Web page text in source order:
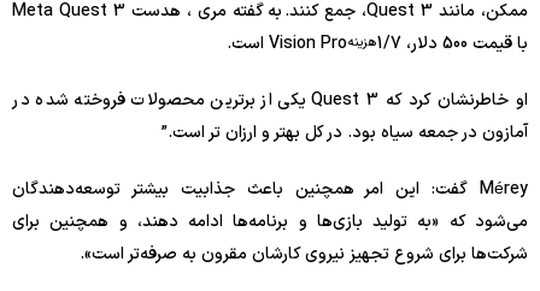
ممکن، مانند Quest 3، جمع کنند. به گفته مری ، هدست Meta Quest 3
با قیمت 500 دلار، 1/7
هزینه
او خاطرنشان کرد که Quest 3 یکی از برترین محصولات فروخته شده در
آمازون در جمعه سیاه بود. در کل بهتر و ارزان تر است.”
Mérey گفت: این امر همچنین باعث جذابیت بیشتر توسعه‌دهندگان
می‌شود که «به تولید بازی‌ها و برنامه‌ها ادامه دهند، و همچنین برای
شرکت‌ها برای شروع تجهیز نیروی کارشان مقرون به صرفه‌تر است».